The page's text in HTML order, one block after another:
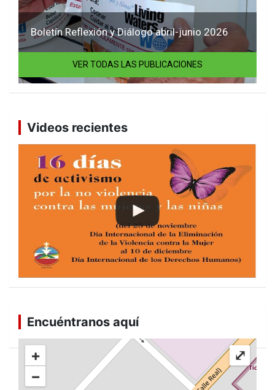
Boletín Reflexión y Diálogo abril-junio 2026
VER TODAS LAS PUBLICACIONES
Videos recientes
Encuéntranos aquí
+
−
⤢